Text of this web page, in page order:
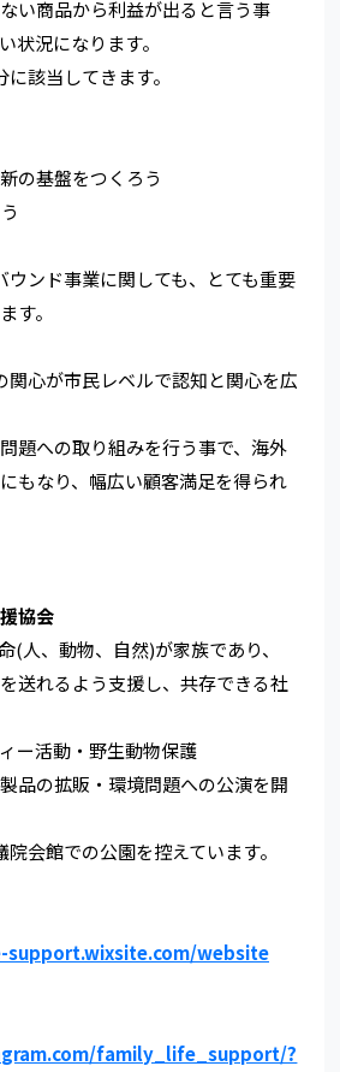
い商品から利益が出ると言う事
状況になります。
該当してきます。
の基盤をつくろう
ウンド事業に関しても、とても重要
す。
関心が市民レベルで認知と関心を広
題への取り組みを行う事で、海外
もなり、幅広い顧客満足を得られ
協会
(人、動物、自然)が家族であり、
送れるよう支援し、共存できる社
ー活動・野生動物保護
品の拡販・環境問題への公演を開
会館での公園を控えています。
website
family_life_support/?